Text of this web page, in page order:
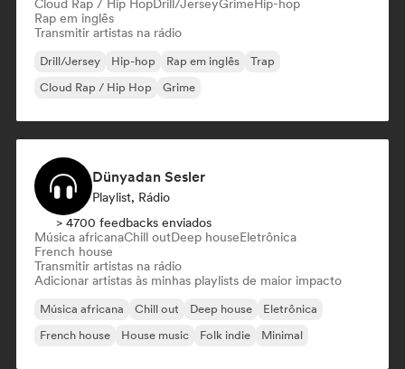
Cloud Rap / Hip HopDrill/JerseyGrimeHip-hop
Rap em inglês
Transmitir artistas na rádio
Drill/Jersey Hip-hop Rap em inglês
Trap
Cloud Rap / Hip Hop
Grime
Dünyadan Sesler
Playlist, Rádio
> 4700 feedbacks enviados
Música africanaChill outDeep houseEletrônica
French house
Transmitir artistas na rádio
Adicionar artistas às minhas playlists de maior impacto
Música africana Chill out Deep house
Eletrônica
French house
House music Folk indie Minimal